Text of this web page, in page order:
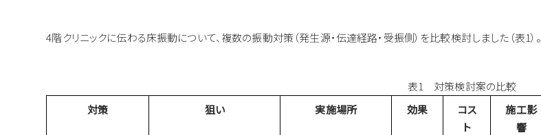
4階クリニックに伝わる床振動について、複数の振動対策（発生源・伝達経路・受振側）を比較検討しました（表1）。
表1 対策検討案の比較
対策
狙い 実施場所 効果
コス
ト
施工影
響